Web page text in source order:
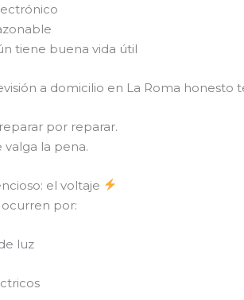
tiene buena vida útil
a domicilio en La Roma honesto
por reparar.
valga la pena.
el voltaje
por:
luz